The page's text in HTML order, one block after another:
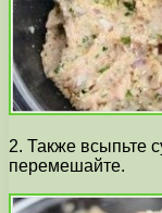
2. Также всыпьте
перемешайте.